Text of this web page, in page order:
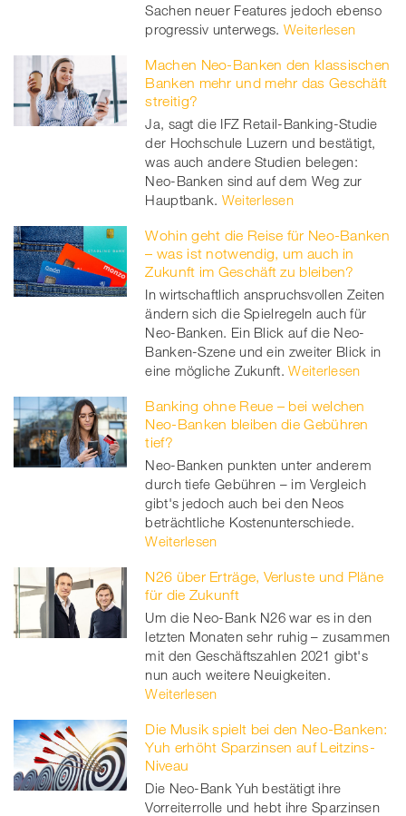
Sachen neuer Features jedoch ebenso
progressiv unterwegs. Weiterlesen
Machen Neo-Banken den klassischen
Banken mehr und mehr das Geschäft
streitig?
Ja, sagt die IFZ Retail-Banking-Studie
der Hochschule Luzern und bestätigt,
was auch andere Studien belegen:
Neo-Banken sind auf dem Weg zur
Hauptbank. Weiterlesen
Wohin geht die Reise für Neo-Banken
– was ist notwendig, um auch in
Zukunft im Geschäft zu bleiben?
In wirtschaftlich anspruchsvollen Zeiten
ändern sich die Spielregeln auch für
Neo-Banken. Ein Blick auf die Neo-
Banken-Szene und ein zweiter Blick in
eine mögliche Zukunft. Weiterlesen
Banking ohne Reue – bei welchen
Neo-Banken bleiben die Gebühren
tief?
Neo-Banken punkten unter anderem
durch tiefe Gebühren – im Vergleich
gibt's jedoch auch bei den Neos
beträchtliche Kostenunterschiede.
Weiterlesen
N26 über Erträge, Verluste und Pläne
für die Zukunft
Um die Neo-Bank N26 war es in den
letzten Monaten sehr ruhig – zusammen
mit den Geschäftszahlen 2021 gibt's
nun auch weitere Neuigkeiten.
Weiterlesen
Die Musik spielt bei den Neo-Banken:
Yuh erhöht Sparzinsen auf Leitzins-
Niveau
Die Neo-Bank Yuh bestätigt ihre
Vorreiterrolle und hebt ihre Sparzinsen